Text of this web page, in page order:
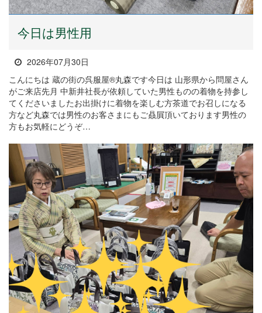
今日は男性用
2026年07月30日
こんにちは 蔵の街の呉服屋®丸森です今日は 山形県から問屋さん
がご来店先月 中新井社長が依頼していた男性ものの着物を持参し
てくださいましたお出掛けに着物を楽しむ方茶道でお召しになる
方など丸森では男性のお客さまにもご贔屓頂いております男性の
方もお気軽にどうぞ…